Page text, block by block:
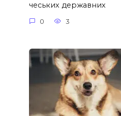
чеських державних
0 3